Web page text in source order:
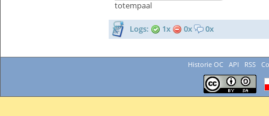
totempaal
Logs: 1x 0x 0x
Historie OC API RSS